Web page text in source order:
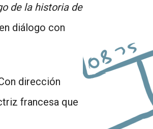
de la historia de
diálogo con
dirección
francesa que